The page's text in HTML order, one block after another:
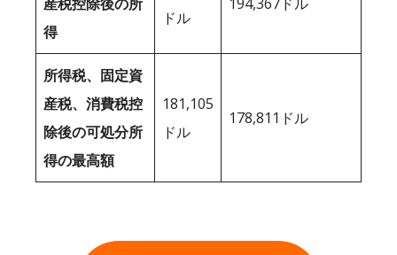
得
ドル
所得税、固定資
産税、消費税控
除後の可処分所
得の最高額
181,105
ドル
178,811ドル